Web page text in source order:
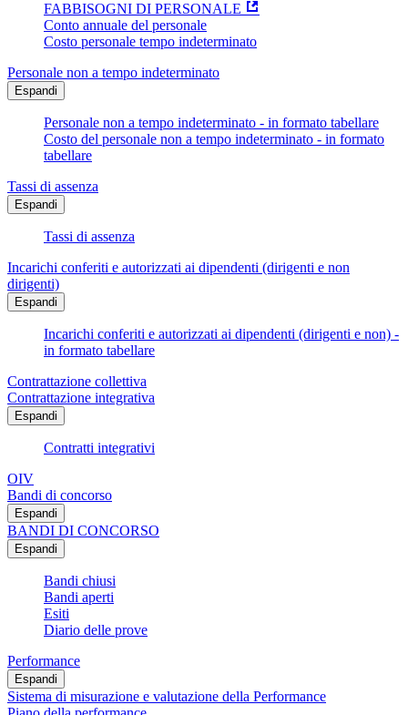
FABBISOGNI DI PERSONALE
Conto annuale del personale
Costo personale tempo indeterminato
Personale non a tempo indeterminato
Espandi
Personale non a tempo indeterminato - in formato tabellare
Costo del personale non a tempo indeterminato - in formato
tabellare
Tassi di assenza
Espandi
Tassi di assenza
Incarichi conferiti e autorizzati ai dipendenti (dirigenti e non
dirigenti)
Espandi
Incarichi conferiti e autorizzati ai dipendenti (dirigenti e non) -
in formato tabellare
Contrattazione collettiva
Contrattazione integrativa
Espandi
Contratti integrativi
OIV
Bandi di concorso
Espandi
BANDI DI CONCORSO
Espandi
Bandi chiusi
Bandi aperti
Esiti
Diario delle prove
Performance
Espandi
Sistema di misurazione e valutazione della Performance